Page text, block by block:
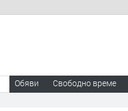
Обяви Свободно време